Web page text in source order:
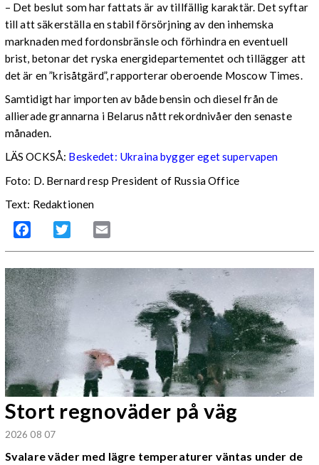
– Det beslut som har fattats är av tillfällig karaktär. Det syftar
till att säkerställa en stabil försörjning av den inhemska
marknaden med fordonsbränsle och förhindra en eventuell
brist, betonar det ryska energidepartementet och tillägger att
det är en ”krisåtgärd”, rapporterar oberoende Moscow Times.
Samtidigt har importen av både bensin och diesel från de
allierade grannarna i Belarus nått rekordnivåer den senaste
månaden.
LÄS OCKSÅ: Beskedet: Ukraina bygger eget supervapen
Foto: D. Bernard resp President of Russia Office
Text: Redaktionen
Facebook Twitter
Stort regnoväder på väg
2026 08 07
Svalare väder med lägre temperaturer väntas under de